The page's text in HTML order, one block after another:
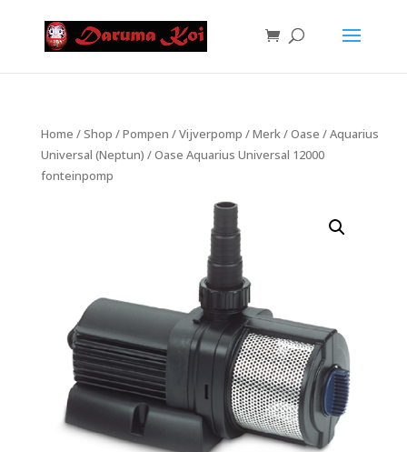
Home /Shop /Pompen /Vijverpomp /Merk/Oase /Aquarius
Universal (Neptun) / Oase Aquarius Universal 12000
fonteinpomp